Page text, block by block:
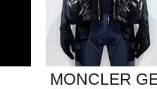
MONCLER